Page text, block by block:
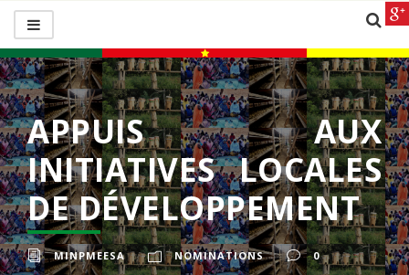
APPUIS AUX
INITIATIVES LOCALES
DE DÉVELOPPEMENT
MINPMEESA NOMINATIONS 0